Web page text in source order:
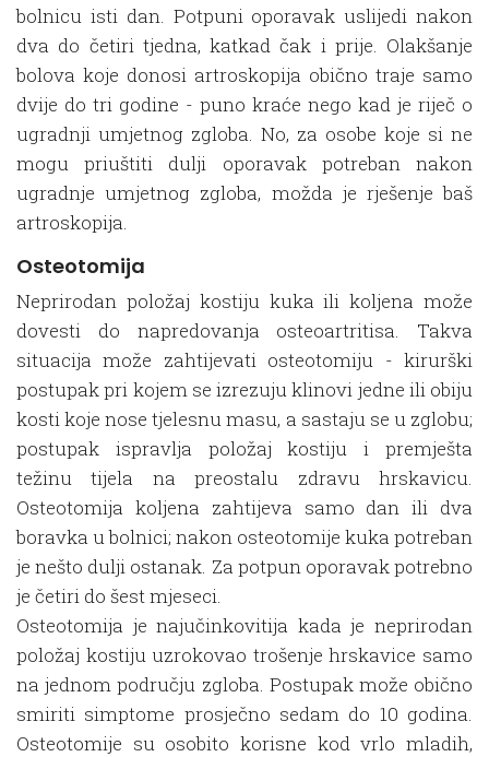
bolnicu isti dan. Potpuni oporavak uslijedi nakon
dva do četiri tjedna, katkad čak i prije. Olakšanje
bolova koje donosi artroskopija obično traje samo
dvije do tri godine - puno kraće nego kad je riječ o
ugradnji umjetnog zgloba. No, za osobe koje si ne
mogu priuštiti dulji oporavak potreban nakon
ugradnje umjetnog zgloba, možda je rješenje baš
artroskopija.
Osteotomija
Neprirodan položaj kostiju kuka ili koljena može
dovesti do napredovanja osteoartritisa. Takva
situacija može zahtijevati osteotomiju - kirurški
postupak pri kojem se izrezuju klinovi jedne ili obiju
kosti koje nose tjelesnu masu, a sastaju se u zglobu;
postupak ispravlja položaj kostiju i premješta
težinu tijela na preostalu zdravu hrskavicu.
Osteotomija koljena zahtijeva samo dan ili dva
boravka u bolnici; nakon osteotomije kuka potreban
je nešto dulji ostanak. Za potpun oporavak potrebno
je četiri do šest mjeseci.
Osteotomija je najučinkovitija kada je neprirodan
položaj kostiju uzrokovao trošenje hrskavice samo
na jednom području zgloba. Postupak može obično
smiriti simptome prosječno sedam do 10 godina.
Osteotomije su osobito korisne kod vrlo mladih,